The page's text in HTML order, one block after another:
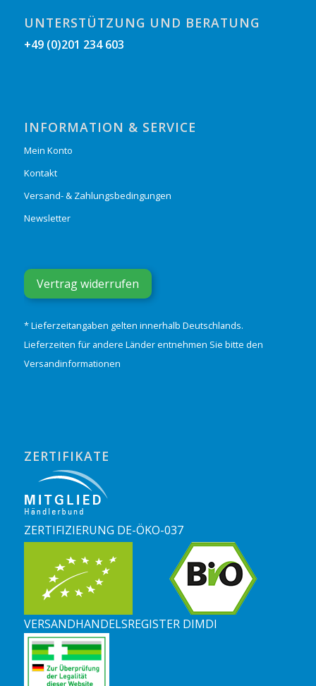
UNTERSTÜTZUNG UND BERATUNG
+49 (0)201 234 603
INFORMATION & SERVICE
Mein Konto
Kontakt
Versand- & Zahlungsbedingungen
Newsletter
Vertrag widerrufen
* Lieferzeitangaben gelten innerhalb Deutschlands.
Lieferzeiten für andere Länder entnehmen Sie bitte den
Versandinformationen
ZERTIFIKATE
ZERTIFIZIERUNG DE-ÖKO-037
VERSANDHANDELSREGISTER DIMDI